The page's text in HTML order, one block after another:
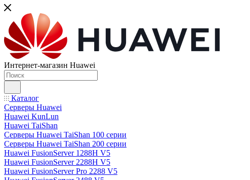
Интернет-магазин Huawei
Каталог
Серверы Huawei
Huawei KunLun
Huawei TaiShan
Серверы Huawei TaiShan 100 серии
Серверы Huawei TaiShan 200 серии
Huawei FusionServer 1288H V5
Huawei FusionServer 2288H V5
Huawei FusionServer Pro 2288 V5